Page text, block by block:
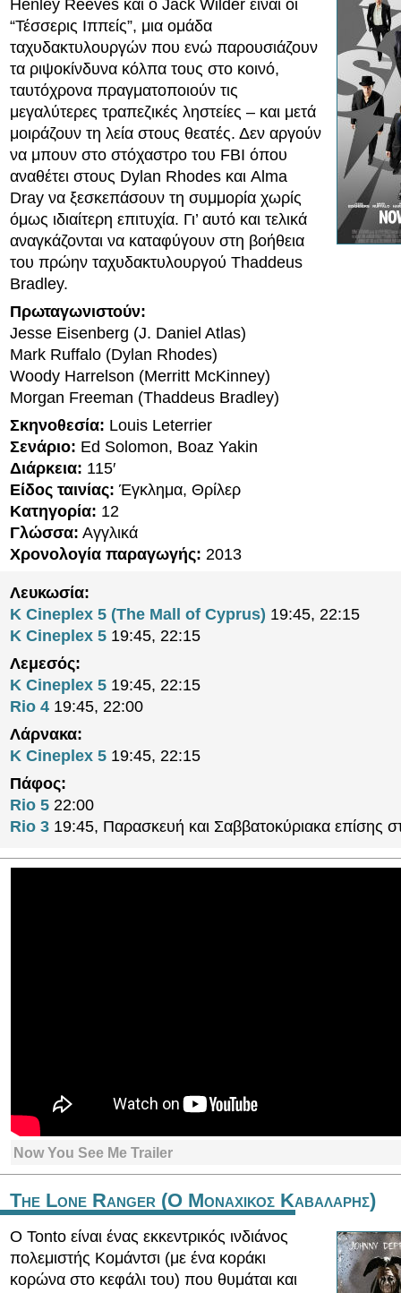
Henley Reeves και ο Jack Wilder είναι οι
“Τέσσερις Ιππείς”, μια ομάδα
ταχυδακτυλουργών που ενώ παρουσιάζουν
τα ριψοκίνδυνα κόλπα τους στο κοινό,
ταυτόχρονα πραγματοποιούν τις
μεγαλύτερες τραπεζικές ληστείες – και μετά
μοιράζουν τη λεία στους θεατές. Δεν αργούν
να μπουν στο στόχαστρο του FBI όπου
αναθέτει στους Dylan Rhodes και Alma
Dray να ξεσκεπάσουν τη συμμορία χωρίς
όμως ιδιαίτερη επιτυχία. Γι’ αυτό και τελικά
αναγκάζονται να καταφύγουν στη βοήθεια
του πρώην ταχυδακτυλουργού Thaddeus
Bradley.
Πρωταγωνιστούν:
Jesse Eisenberg (J. Daniel Atlas)
Mark Ruffalo (Dylan Rhodes)
Woody Harrelson (Merritt McKinney)
Morgan Freeman (Thaddeus Bradley)
Σκηνοθεσία: Louis Leterrier
Σενάριο: Ed Solomon, Boaz Yakin
Διάρκεια: 115′
Είδος ταινίας: Έγκλημα, Θρίλερ
Κατηγορία: 12
Γλώσσα: Αγγλικά
Χρονολογία παραγωγής: 2013
Λευκωσία:
K Cineplex 5 (The Mall of Cyprus) 19:45, 22:15
K Cineplex 5 19:45, 22:15
Λεμεσός:
K Cineplex 5 19:45, 22:15
Rio 4 19:45, 22:00
Λάρνακα:
K Cineplex 5 19:45, 22:15
Πάφος:
Rio 5 22:00
Rio 3 19:45, Παρασκευή και Σαββατοκύριακα επίσης
Now You See Me Trailer
The Lone Ranger (Ο Μοναχικος Καβαλαρης)
Ο Tonto είναι ένας εκκεντρικός ινδιάνος
πολεμιστής Κομάντσι (με ένα κοράκι
κορώνα στο κεφάλι του) που θυμάται και